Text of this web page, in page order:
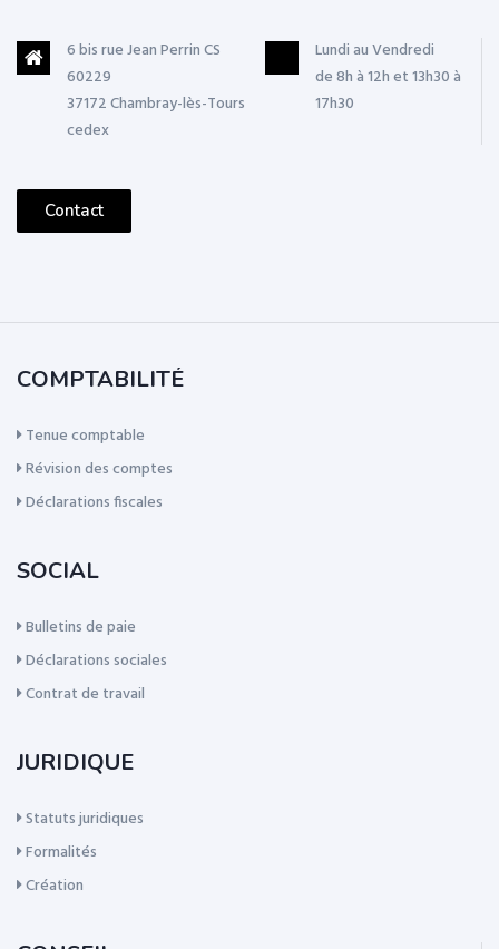
6 bis rue Jean Perrin CS
60229
37172 Chambray-lès-Tours
cedex
Lundi au Vendredi
de 8h à 12h et 13h30 à
17h30
Contact
COMPTABILITÉ
Tenue comptable
Révision des comptes
Déclarations fiscales
SOCIAL
Bulletins de paie
Déclarations sociales
Contrat de travail
JURIDIQUE
Statuts juridiques
Formalités
Création